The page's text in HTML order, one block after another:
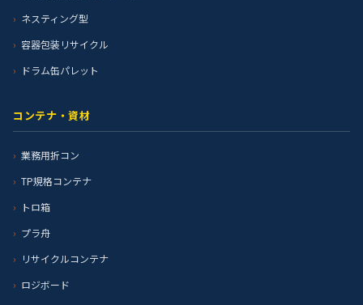
ネスティング型
容器包装リサイクル
ドラム缶パレット
コンテナ・資材
業務用折コン
TP規格コンテナ
トロ箱
プラ舟
リサイクルコンテナ
ロジボード